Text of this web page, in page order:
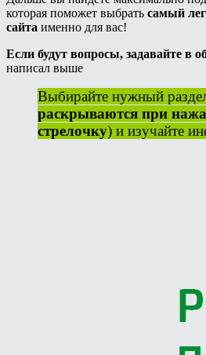
которая поможет выбрать самый
сайта именно для вас!
Если будут вопросы, задавайте в
написал выше
Выбирайте нужный
раскрываются при
стрелочку) и изучайте